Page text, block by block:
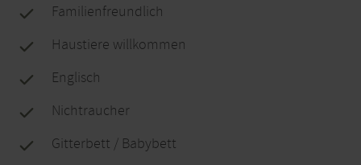
Familienfreundlich
Haustiere willkommen
Englisch
Nichtraucher
Gitterbett / Babybett